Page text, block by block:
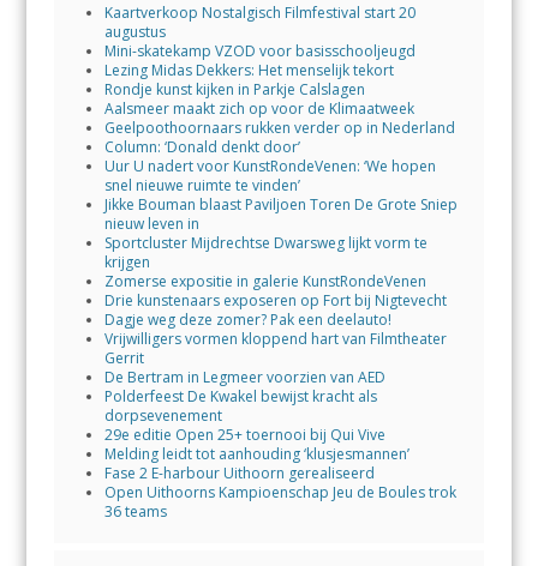
Kaartverkoop Nostalgisch Filmfestival start 20
augustus
Mini-skatekamp VZOD voor basisschooljeugd
Lezing Midas Dekkers: Het menselijk tekort
Rondje kunst kijken in Parkje Calslagen
Aalsmeer maakt zich op voor de Klimaatweek
Geelpoothoornaars rukken verder op in Nederland
Column: ‘Donald denkt door’
Uur U nadert voor KunstRondeVenen: ‘We hopen
snel nieuwe ruimte te vinden’
Jikke Bouman blaast Paviljoen Toren De Grote Sniep
nieuw leven in
Sportcluster Mijdrechtse Dwarsweg lijkt vorm te
krijgen
Zomerse expositie in galerie KunstRondeVenen
Drie kunstenaars exposeren op Fort bij Nigtevecht
Dagje weg deze zomer? Pak een deelauto!
Vrijwilligers vormen kloppend hart van Filmtheater
Gerrit
De Bertram in Legmeer voorzien van AED
Polderfeest De Kwakel bewijst kracht als
dorpsevenement
29e editie Open 25+ toernooi bij Qui Vive
Melding leidt tot aanhouding ‘klusjesmannen’
Fase 2 E-harbour Uithoorn gerealiseerd
Open Uithoorns Kampioenschap Jeu de Boules trok
36 teams